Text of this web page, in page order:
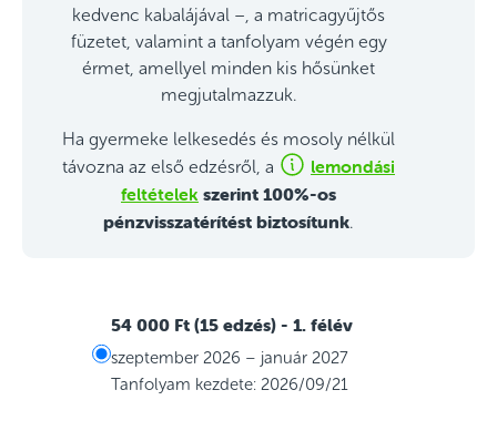
kedvenc kabalájával –, a matricagyűjtős
füzetet, valamint a tanfolyam végén egy
érmet, amellyel minden kis hősünket
megjutalmazzuk.
Ha gyermeke lelkesedés és mosoly nélkül
távozna az első edzésről, a
lemondási
feltételek szerint 100%-os
pénzvisszatérítést biztosítunk.
54 000 Ft (15 edzés) - 1. félév
szeptember 2026 – január 2027
Tanfolyam kezdete: 2026/09/21